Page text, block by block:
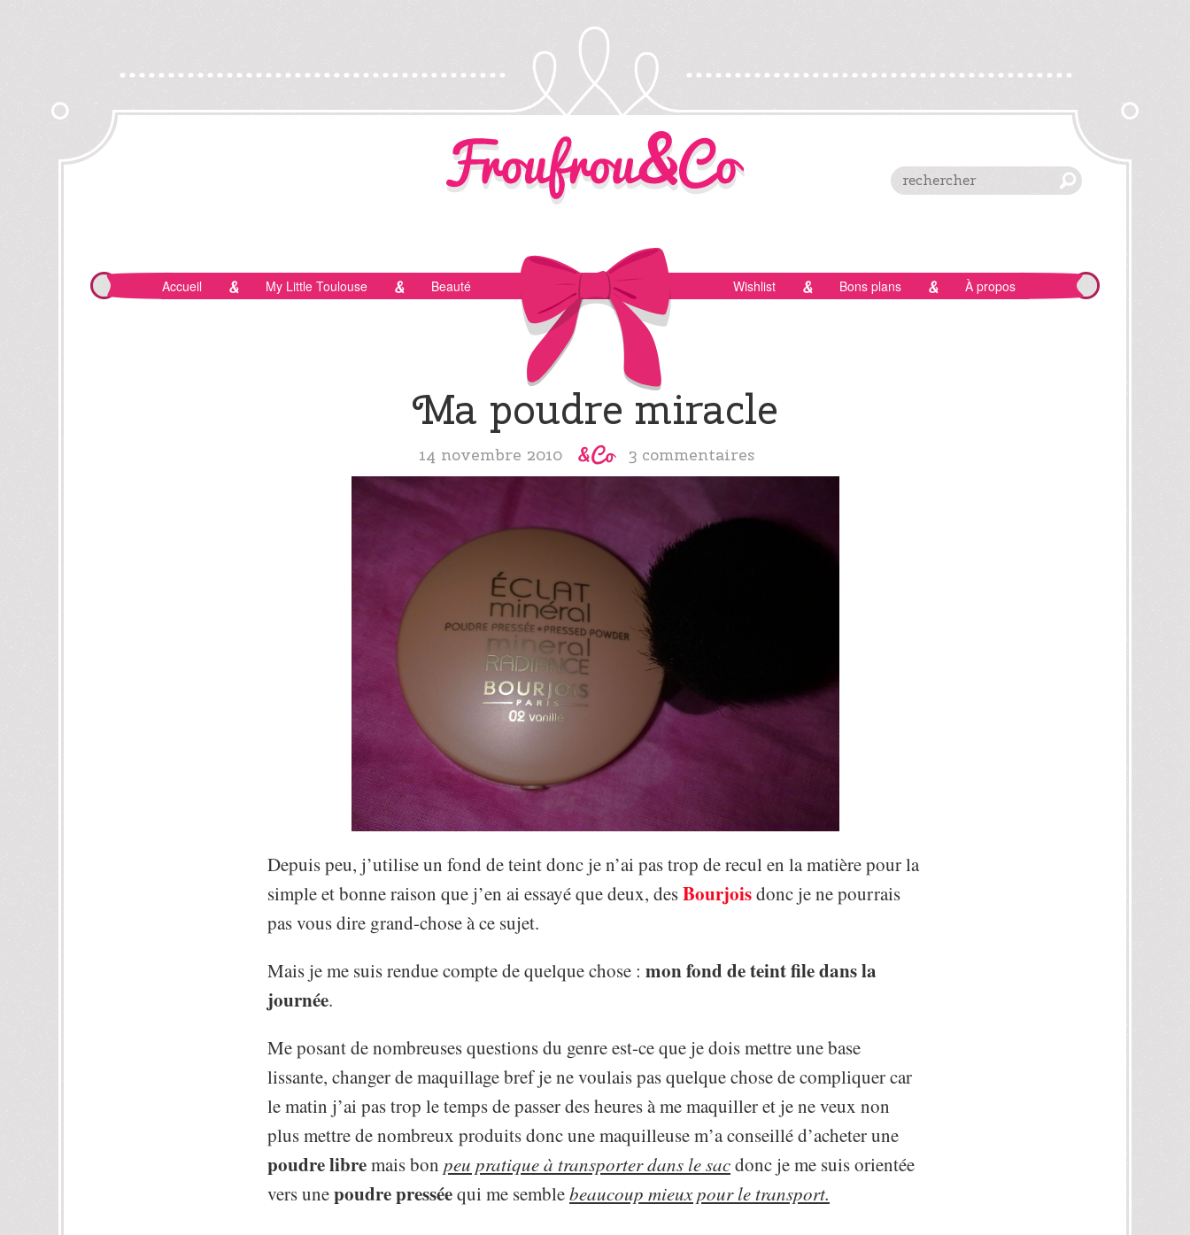
Accueil My Little Toulouse Beauté Wishlist Bons plans À propos
Ma poudre miracle
14 novembre 2010 3 commentaires
Depuis peu, j’utilise un fond de teint donc je n’ai pas trop de recul en la matière pour la
simple et bonne raison que j’en ai essayé que deux, desBourjoisdonc je ne pourrais
pas vous dire grand-chose à ce sujet.
Mais je me suis rendue compte de quelque chose : mon fond de teint file dans la
journée.
Me posant de nombreuses questions du genre est-ce que je dois mettre une base
lissante, changer de maquillage bref je ne voulais pas quelque chose de compliquer car
le matin j’ai pas trop le temps de passer des heures à me maquiller et je ne veux non
plus mettre de nombreux produits donc une maquilleuse m’a conseillé d’acheter une
poudre libremais bon peu pratique à transporter dans le sacdonc je me suis orientée
vers unepoudre presséequi me semblebeaucoup mieux pour le transport.